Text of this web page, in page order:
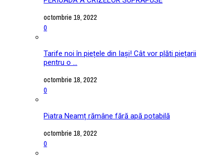
octombrie 19, 2022
0
Tarife noi în piețele din Iași! Cât vor plăti piețarii
pentru o ...
octombrie 18, 2022
0
Piatra Neamț rămâne fără apă potabilă
octombrie 18, 2022
0